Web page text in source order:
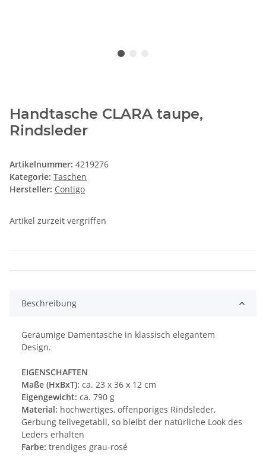
Handtasche CLARA taupe,
Rindsleder
Artikelnummer: 4219276
Kategorie: Taschen
Hersteller: Contigo
Artikel zurzeit vergriffen
Beschreibung
Geräumige Damentasche in klassisch elegantem
Design.
EIGENSCHAFTEN
Maße (HxBxT): ca. 23 x 36 x 12 cm
Eigengewicht: ca. 790 g
Material: hochwertiges, offenporiges Rindsleder,
Gerbung teilvegetabil, so bleibt der natürliche Look des
Leders erhalten
Farbe: trendiges grau-rosé